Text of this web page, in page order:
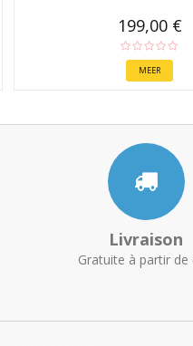
199,00 €
MEER
Livraison
Gratuite à partir de